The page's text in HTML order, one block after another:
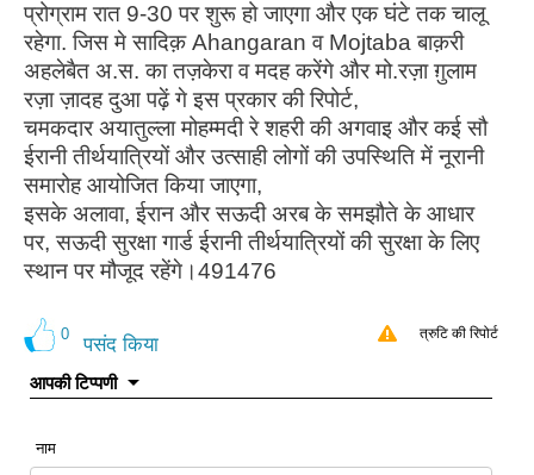
प्रोग्राम रात 9-30 पर शुरू हो जाएगा और एक घंटे तक चालू
रहेगा. जिस मे सादिक़ Ahangaran व Mojtaba बाक़री
अहलेबैत अ.स. का तज़केरा व मदह करेंगे और मो.रज़ा ग़ुलाम
रज़ा ज़ादह दुआ पढ़ें गे इस प्रकार की रिपोर्ट,
चमकदार अयातुल्ला मोहम्मदी रे शहरी की अगवाइ और कई सौ
ईरानी तीर्थयात्रियों और उत्साही लोगों की उपस्थिति में नूरानी
समारोह आयोजित किया जाएगा,
इसके अलावा, ईरान और सऊदी अरब के समझौते के आधार
पर, सऊदी सुरक्षा गार्ड ईरानी तीर्थयात्रियों की सुरक्षा के लिए
स्थान पर मौजूद रहेंगे।491476
0 पसंद किया त्रुटि की रिपोर्ट
आपकी टिप्पणी
नाम